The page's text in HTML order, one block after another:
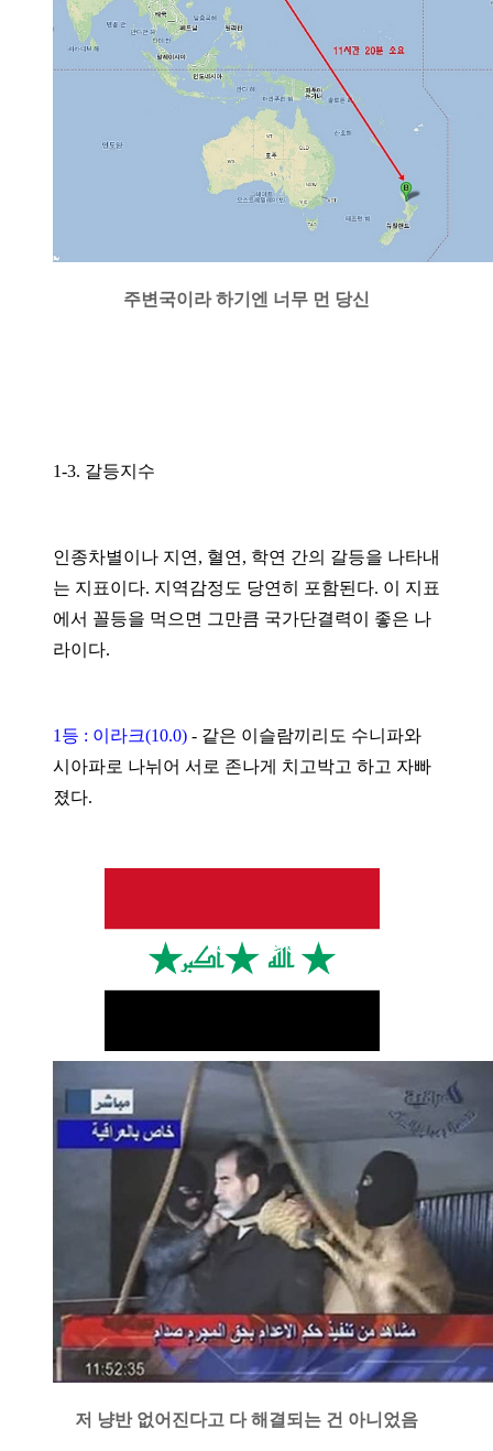
주변국이라 하기엔 너무 먼 당신
1-3. 갈등지수
인종차별이나 지연, 혈연, 학연 간의 갈등을 나타내
는 지표이다. 지역감정도 당연히 포함된다. 이 지표
에서 꼴등을 먹으면 그만큼 국가단결력이 좋은 나
라이다.
1등 : 이라크(10.0) - 같은 이슬람끼리도 수니파와
시아파로 나뉘어 서로 존나게 치고박고 하고 자빠
졌다.
저 냥반 없어진다고 다 해결되는 건 아니었음